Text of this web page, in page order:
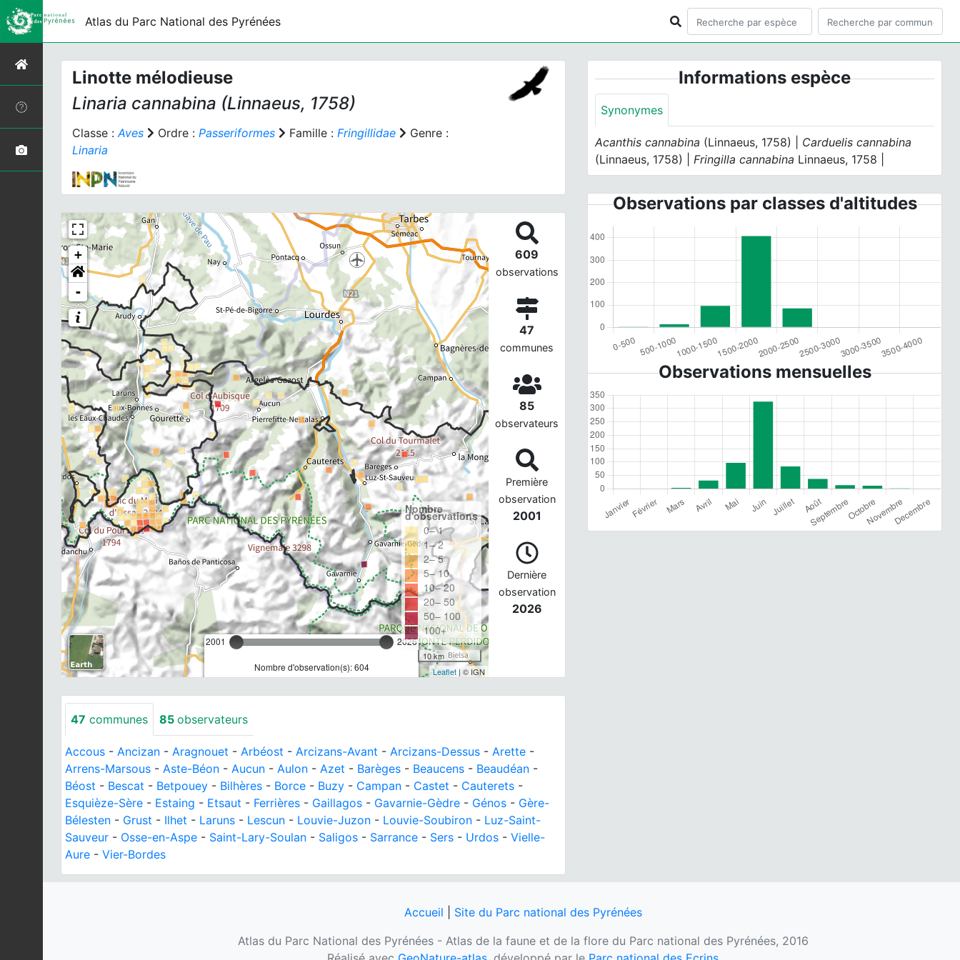
Atlas du Parc National des Pyrénées
Linotte mélodieuse
Linaria cannabina (Linnaeus, 1758)
Classe :Aves Ordre : Passeriformes Famille : Fringillidae
Genre :
Linaria
+
-
2001 2026
Nombre d'observation(s): 604
Nombre
d'observations
0– 1
1– 2
2– 5
5– 10
10– 20
20– 50
50– 100
100+
10 km
Leaflet| © IGN
609
observations
47
communes
85
observateurs
Première
observation
2001
Dernière
observation
2026
47 communes 85 observateurs
Accous - Ancizan - Aragnouet - Arbéost - Arcizans-Avant - Arcizans-Dessus - Arette -
Arrens-Marsous - Aste-Béon - Aucun - Aulon - Azet - Barèges - Beaucens - Beaudéan -
Béost - Bescat - Betpouey - Bilhères - Borce - Buzy - Campan - Castet - Cauterets -
Esquièze-Sère - Estaing - Etsaut - Ferrières - Gaillagos - Gavarnie-Gèdre - Génos - Gère-
Bélesten - Grust - Ilhet - Laruns - Lescun - Louvie-Juzon - Louvie-Soubiron - Luz-Saint-
Sauveur - Osse-en-Aspe - Saint-Lary-Soulan - Saligos - Sarrance - Sers - Urdos - Vielle-
Aure - Vier-Bordes
Informations espèce
Synonymes
Acanthis cannabina (Linnaeus, 1758) | Carduelis cannabina
(Linnaeus, 1758) |Fringilla cannabina Linnaeus, 1758 |
Observations par classes d'altitudes
Observations mensuelles
Accueil
Site du Parc national des Pyrénées
Atlas du Parc National des Pyrénées - Atlas de la faune et de la flore du Parc national des Pyrénées, 2016